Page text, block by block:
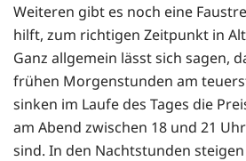
Weiteren gibt es noch eine
hilft, zum richtigen Zeitpunkt in
Ganz allgemein lässt sich sagen,
frühen Morgenstunden am
sinken im Laufe des Tages die
am Abend zwischen 18 und 21
sind. In den Nachtstunden